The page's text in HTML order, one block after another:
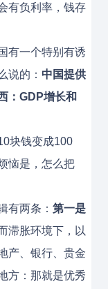
有负利率，钱存
有一个特别有诱
说的： 中国提供
：GDP增长和
块钱变成100
恼是，怎么把
有两条： 第一是
滞胀环境下，以
产、银行、贵金
方：那就是优秀